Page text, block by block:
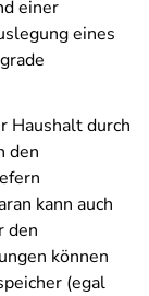
einer
eines
Haushalt durch
den
kann auch
den
können
(egal